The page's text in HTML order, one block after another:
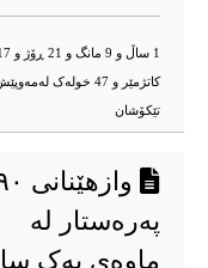
1 ساڵ و 9 مانگ و 21
کاتژمێر و 47 خوله‌ک له‌مه‌وپێش‌
تێکۆشان
پەرەستار لە
ماوەی یەک